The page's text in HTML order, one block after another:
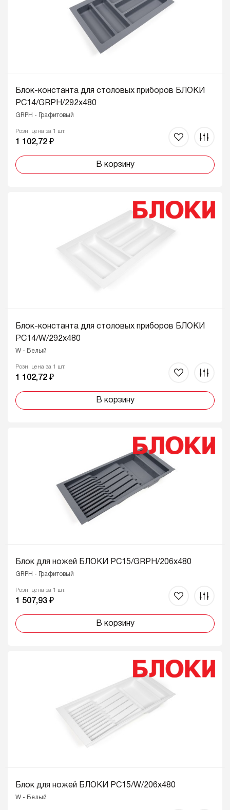
Блок-константа для столовых приборов БЛОКИ
PC14/GRPH/292x480
GRPH - Графитовый
Розн. цена за 1 шт.
1 102,72 ₽
В корзину
Блок-константа для столовых приборов БЛОКИ
PC14/W/292x480
W - Белый
Розн. цена за 1 шт.
1 102,72 ₽
В корзину
Блок для ножей БЛОКИ PC15/GRPH/206x480
GRPH - Графитовый
Розн. цена за 1 шт.
1 507,93 ₽
В корзину
Блок для ножей БЛОКИ PC15/W/206x480
W - Белый